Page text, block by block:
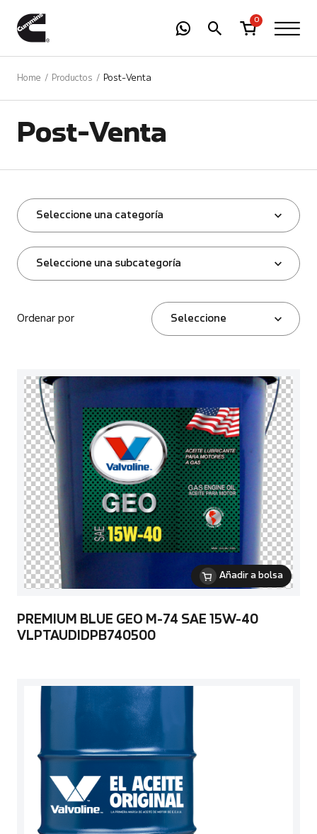
0
Home Productos Post-Venta
Post-Venta
Seleccione una categoría
Seleccione una subcategoría
Ordenar por Seleccione
Añadir a bolsa
PREMIUM BLUE GEO M-74 SAE 15W-40
VLPTAUDIDPB740500